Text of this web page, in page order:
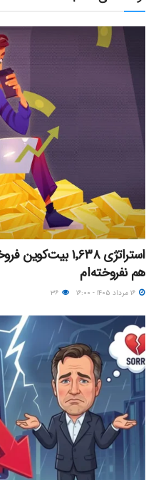
استراتژی ۱٬۶۳۸
هم نفروخته‌ام